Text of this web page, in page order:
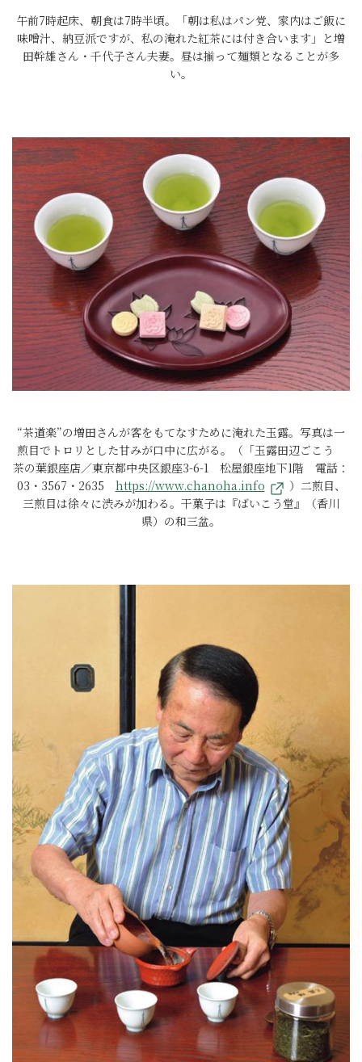
午前7時起床、朝食は7時半頃。「朝は私はパン党、家内はご飯に
味噌汁、納豆派ですが、私の淹れた紅茶には付き合います」と増
田幹雄さん・千代子さん夫妻。昼は揃って麺類となることが多
い。
“茶道楽”の増田さんが客をもてなすために淹れた玉露。写真は一
煎目でトロリとした甘みが口中に広がる。（「玉露田辺ごこう
茶の葉銀座店／東京都中央区銀座3-6-1 松屋銀座地下1階 電話：
03・3567・2635 https://www.chanoha.info
）二煎目、
三煎目は徐々に渋みが加わる。干菓子は『ばいこう堂』（香川
県）の和三盆。